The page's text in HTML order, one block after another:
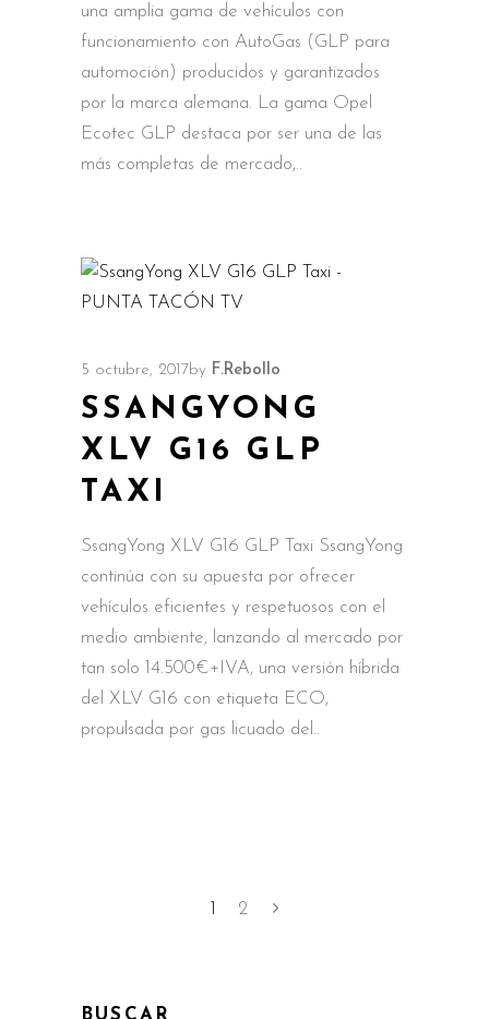
una amplia gama de vehículos con
funcionamiento con AutoGas (GLP para
automoción) producidos y garantizados
por la marca alemana. La gama Opel
Ecotec GLP destaca por ser una de las
más completas de mercado,
5 octubre, 2017by F.Rebollo
SSANGYONG
XLV G16 GLP
TAXI
SsangYong XLV G16 GLP Taxi SsangYong
continúa con su apuesta por ofrecer
vehículos eficientes y respetuosos con el
medio ambiente, lanzando al mercado por
tan solo 14.500€+IVA, una versión híbrida
del XLV G16 con etiqueta ECO,
propulsada por gas licuado del
2
BUSCAR